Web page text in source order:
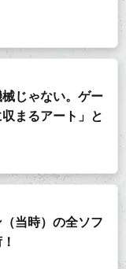
じゃない。ゲー
まるアート」と
当時）の全ソフ